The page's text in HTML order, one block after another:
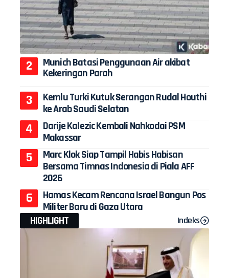
Munich Batasi Penggunaan Air akibat
Kekeringan Parah
Kemlu Turki Kutuk Serangan Rudal Houthi
ke Arab Saudi Selatan
Darije Kalezic Kembali Nahkodai PSM
Makassar
Marc Klok Siap Tampil Habis Habisan
Bersama Timnas Indonesia di Piala AFF
2026
Hamas Kecam Rencana Israel Bangun Pos
Militer Baru di Gaza Utara
HIGHLIGHT
Indeks